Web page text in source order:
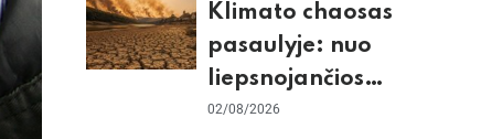
tikrieji taikiniai
Klimato chaosas
pasaulyje: nuo
liepsnojančios
Europos iki
02/08/2026